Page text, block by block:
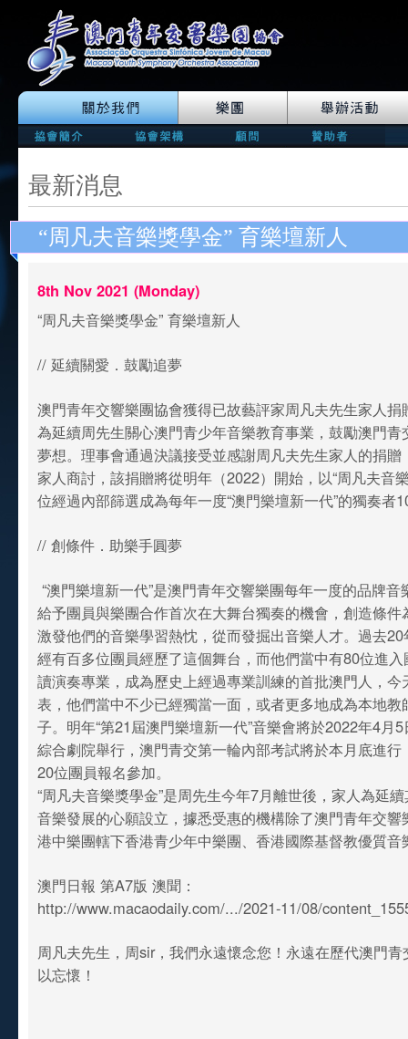
最新消息
“周凡夫音樂獎學金” 育樂壇新人
8th Nov 2021 (Monday)
“周凡夫音樂獎學金” 育樂壇新人
// 延續關愛．鼓勵追夢
澳門青年交響樂團協會獲得已故藝評家周凡夫先生家人
為延續周先生關心澳門青少年音樂教育事業，鼓勵澳門青
夢想。理事會通過決議接受並感謝周凡夫先生家人的捐贈
家人商討，該捐贈將從明年（2022）開始，以“周凡夫音
位經過內部篩選成為每年一度“澳門樂壇新一代”的獨奏者
// 創條件．助樂手圓夢
“澳門樂壇新一代”是澳門青年交響樂團每年一度的品牌
給予團員與樂團合作首次在大舞台獨奏的機會，創造條件
激發他們的音樂學習熱忱，從而發掘出音樂人才。過去
經有百多位團員經歷了這個舞台，而他們當中有80位進
讀演奏專業，成為歷史上經過專業訓練的首批澳門人，今
表，他們當中不少已經獨當一面，或者更多地成為本地教
子。明年“第21屆澳門樂壇新一代”音樂會將於2022年4月
綜合劇院舉行，澳門青交第一輪內部考試將於本月底進行
20位團員報名參加。
“周凡夫音樂獎學金”是周先生今年7月離世後，家人為延
音樂發展的心願設立，據悉受惠的機構除了澳門青年交響
港中樂團轄下香港青少年中樂團、香港國際基督教優質音
澳門日報 第A7版 澳聞：
http://www.macaodaily.com/.../2021-11/08/
周凡夫先生，周sir，我們永遠懷念您！永遠在歷代澳門
以忘懷！